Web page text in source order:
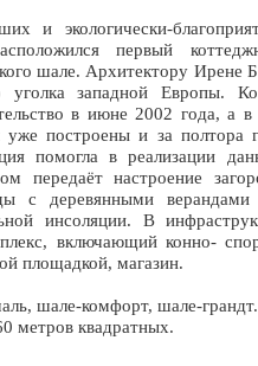
экологически-
первый
шале. Архитектору Ирене
уголка западной Европы.
в июне 2002 года, а в
построены и за полтора
помогла в реализации
передаёт настроение
с деревянными
инсоляции. В
включающий конно-
площадкой, магазин.
шале-комфорт, шале-грандт.
метров квадратных.